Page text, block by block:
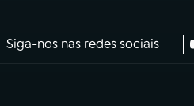
Siga-nos nas redes sociais